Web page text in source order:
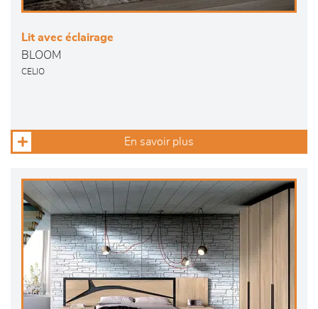
Lit avec éclairage
BLOOM
CELIO
En savoir plus